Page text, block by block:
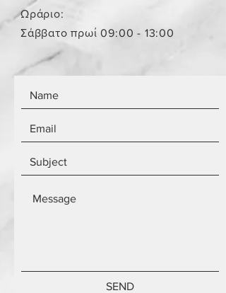
αντικειμένων.
Τα αντικείμενα δεν είναι
καινούργια.
Ωράριο:
Σάββατο πρωί 09:00 - 13:00
SEND